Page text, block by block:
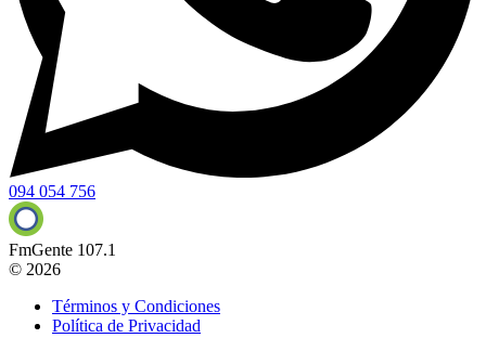
094 054 756
FmGente 107.1
© 2026
Términos y Condiciones
Política de Privacidad